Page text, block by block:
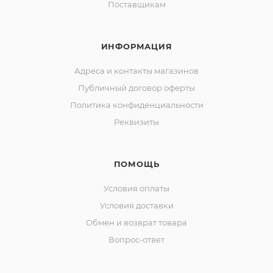
Поставщикам
ИНФОРМАЦИЯ
Адреса и контакты магазинов
Публичный договор оферты
Политика конфиденциальности
Реквизиты
ПОМОЩЬ
Условия оплаты
Условия доставки
Обмен и возврат товара
Вопрос-ответ